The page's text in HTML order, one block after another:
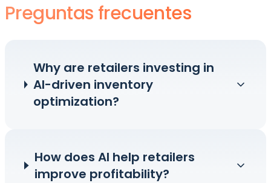
Preguntas frecuentes
Why are retailers investing in
AI-driven inventory
optimization?
How does AI help retailers
improve profitability?